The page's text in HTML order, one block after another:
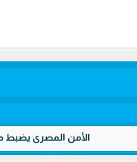
الأمن المصري يضبط مخدرات بقيمة 28.5 مليون دولار داخل مزرعتين سريتين